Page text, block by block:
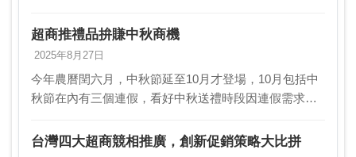
一次備齊佳節所需，看好整體中秋預購業績表現，預估
整…
超商推禮品拚賺中秋商機
2025年8月27日
今年農曆閏六月，中秋節延至10月才登場，10月包括中
秋節在內有三個連假，看好中秋送禮時段因連假需求，
均備足貨源；超商龍頭7-ELEVEN更是自6月起…
台灣四大超商競相推廣，創新促銷策略大比拼